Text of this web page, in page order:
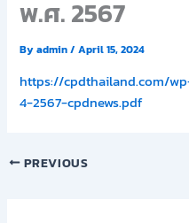
พ.ศ. 2567
Byadmin/April 15, 2024
https://cpdthailand.com/
4-2567-cpdnews.pdf
PREVIOUS